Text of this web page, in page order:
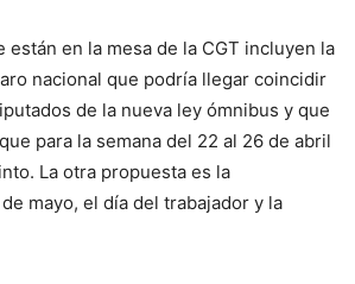
están en la mesa de la CGT incluyen la
nacional que podría llegar coincidir
de la nueva ley ómnibus y que
para la semana del 22 al 26 de abril
La otra propuesta es la
mayo, el día del trabajador y la